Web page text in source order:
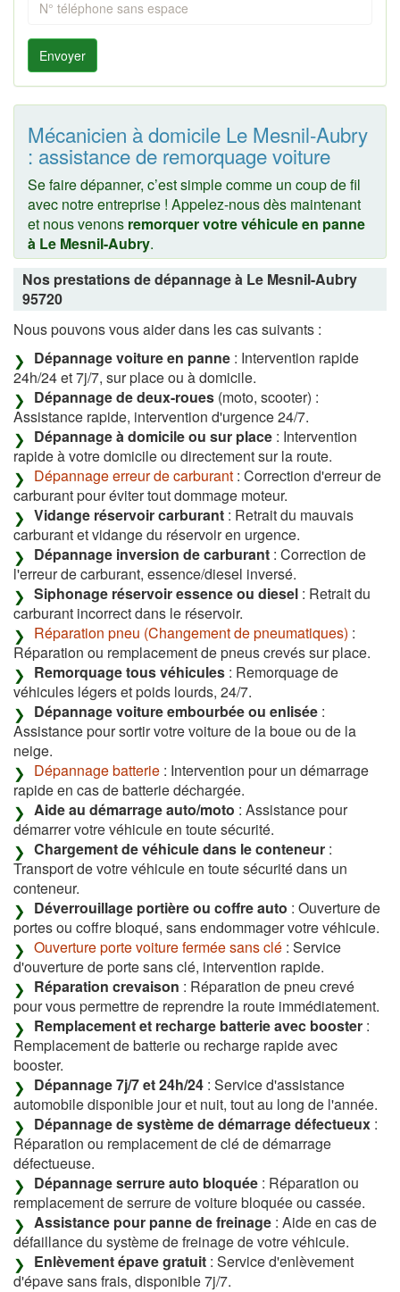
Envoyer
Mécanicien à domicile Le Mesnil-Aubry
: assistance de remorquage voiture
Se faire dépanner, c’est simple comme un coup de fil
avec notre entreprise ! Appelez-nous dès maintenant
et nous venons remorquer votre véhicule en panne
à Le Mesnil-Aubry.
Nos prestations de dépannage à Le Mesnil-Aubry
95720
Nous pouvons vous aider dans les cas suivants :
Dépannage voiture en panne : Intervention rapide
24h/24 et 7j/7, sur place ou à domicile.
Dépannage de deux-roues (moto, scooter) :
Assistance rapide, intervention d'urgence 24/7.
Dépannage à domicile ou sur place : Intervention
rapide à votre domicile ou directement sur la route.
Dépannage erreur de carburant : Correction d'erreur de
carburant pour éviter tout dommage moteur.
Vidange réservoir carburant : Retrait du mauvais
carburant et vidange du réservoir en urgence.
Dépannage inversion de carburant : Correction de
l'erreur de carburant, essence/diesel inversé.
Siphonage réservoir essence ou diesel : Retrait du
carburant incorrect dans le réservoir.
Réparation pneu (Changement de pneumatiques) :
Réparation ou remplacement de pneus crevés sur place.
Remorquage tous véhicules : Remorquage de
véhicules légers et poids lourds, 24/7.
Dépannage voiture embourbée ou enlisée :
Assistance pour sortir votre voiture de la boue ou de la
neige.
Dépannage batterie : Intervention pour un démarrage
rapide en cas de batterie déchargée.
Aide au démarrage auto/moto : Assistance pour
démarrer votre véhicule en toute sécurité.
Chargement de véhicule dans le conteneur :
Transport de votre véhicule en toute sécurité dans un
conteneur.
Déverrouillage portière ou coffre auto : Ouverture de
portes ou coffre bloqué, sans endommager votre véhicule.
Ouverture porte voiture fermée sans clé : Service
d'ouverture de porte sans clé, intervention rapide.
Réparation crevaison : Réparation de pneu crevé
pour vous permettre de reprendre la route immédiatement.
Remplacement et recharge batterie avec booster :
Remplacement de batterie ou recharge rapide avec
booster.
Dépannage 7j/7 et 24h/24 : Service d'assistance
automobile disponible jour et nuit, tout au long de l'année.
Dépannage de système de démarrage défectueux :
Réparation ou remplacement de clé de démarrage
défectueuse.
Dépannage serrure auto bloquée : Réparation ou
remplacement de serrure de voiture bloquée ou cassée.
Assistance pour panne de freinage : Aide en cas de
défaillance du système de freinage de votre véhicule.
Enlèvement épave gratuit : Service d'enlèvement
d'épave sans frais, disponible 7j/7.